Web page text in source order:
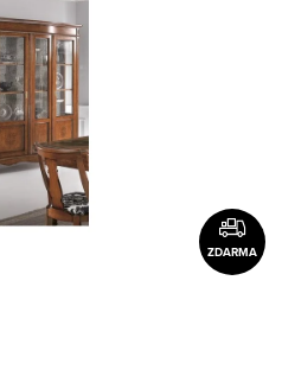
ZDARMA